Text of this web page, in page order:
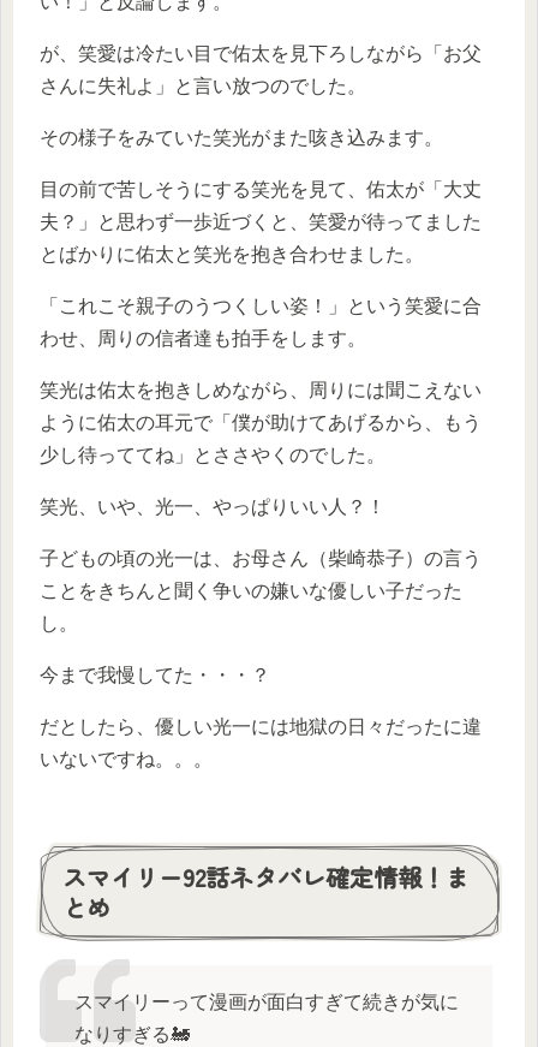
が、笑愛は冷たい目で佑太を見下ろしながら「お父
さんに失礼よ」と言い放つのでした。
その様子をみていた笑光がまた咳き込みます。
目の前で苦しそうにする笑光を見て、佑太が「大丈
夫？」と思わず一歩近づくと、笑愛が待ってました
とばかりに佑太と笑光を抱き合わせました。
「これこそ親子のうつくしい姿！」という笑愛に合
わせ、周りの信者達も拍手をします。
笑光は佑太を抱きしめながら、周りには聞こえない
ように佑太の耳元で「僕が助けてあげるから、もう
少し待っててね」とささやくのでした。
笑光、いや、光一、やっぱりいい人？！
子どもの頃の光一は、お母さん（柴崎恭子）の言う
ことをきちんと聞く争いの嫌いな優しい子だった
し。
今まで我慢してた・・・？
だとしたら、優しい光一には地獄の日々だったに違
いないですね。。。
スマイリー92話ネタバレ確定情報！ま
とめ
スマイリーって漫画が面白すぎて続きが気に
なりすぎる🚂